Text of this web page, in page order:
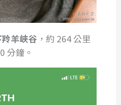
羚羊峽谷，約 264 公里
分鐘。